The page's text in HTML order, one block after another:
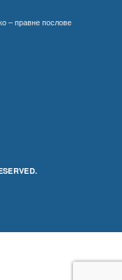
– правне послове​